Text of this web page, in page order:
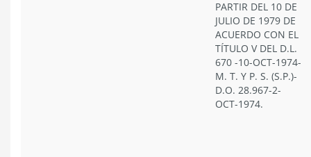
PARTIR DEL 10 DE
JULIO DE 1979 DE
ACUERDO CON EL
TÍTULO V DEL D.L.
670 -10-OCT-1974-
M. T. Y P. S. (S.P.)-
D.O. 28.967-2-
OCT-1974.